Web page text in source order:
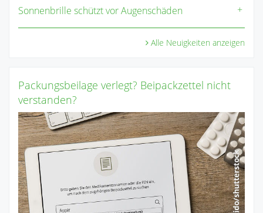
Sonnenbrille schützt vor Augenschäden
Alle Neuigkeiten anzeigen
Packungsbeilage verlegt? Beipackzettel nicht
verstanden?